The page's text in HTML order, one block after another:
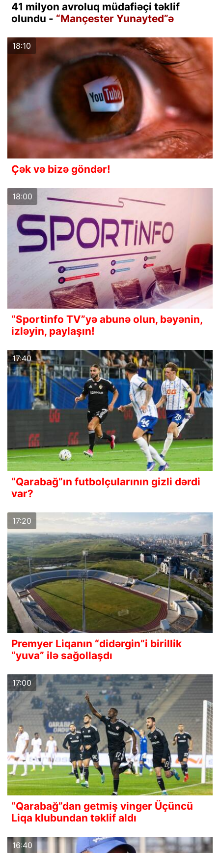
41 milyon avroluq müdafiəçi təklif
olundu - “Mançester Yunayted”ə
18:10
Çək və bizə göndər!
18:00
“Sportinfo TV”yə abunə olun, bəyənin,
izləyin, paylaşın!
17:40
“Qarabağ”ın futbolçularının gizli dərdi
var?
17:20
Premyer Liqanın “didərgin”i birillik
“yuva” ilə sağollaşdı
17:00
“Qarabağ”dan getmiş vinger Üçüncü
Liqa klubundan təklif aldı
16:40